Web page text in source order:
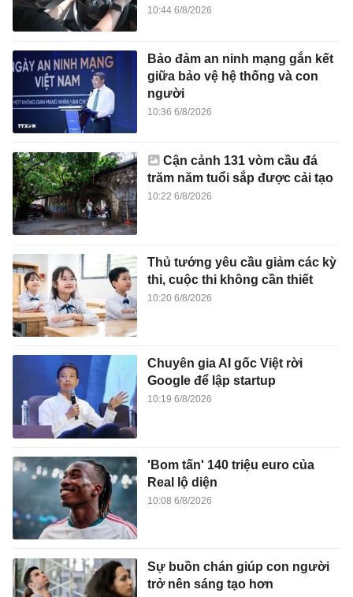
10:44 6/8/2026
Bảo đảm an ninh mạng gắn kết
giữa bảo vệ hệ thống và con
người
10:36 6/8/2026
Cận cảnh 131 vòm cầu đá
trăm năm tuổi sắp được cải tạo
10:22 6/8/2026
Thủ tướng yêu cầu giảm các kỳ
thi, cuộc thi không cần thiết
10:20 6/8/2026
Chuyên gia AI gốc Việt rời
Google để lập startup
10:19 6/8/2026
'Bom tấn' 140 triệu euro của
Real lộ diện
10:08 6/8/2026
Sự buồn chán giúp con người
trở nên sáng tạo hơn